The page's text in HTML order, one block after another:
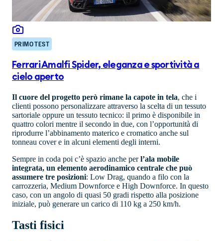
PRIMO TEST
Ferrari Amalfi Spider, eleganza e sportività a
cielo aperto
Il cuore del progetto però rimane la capote in tela, che i
clienti possono personalizzare attraverso la scelta di un tessuto
sartoriale oppure un tessuto tecnico: il primo è disponibile in
quattro colori mentre il secondo in due, con l’opportunità di
riprodurre l’abbinamento materico e cromatico anche sul
tonneau cover e in alcuni elementi degli interni.
Sempre in coda poi c’è spazio anche perl’ala mobile
integrata, un elemento aerodinamico centrale che può
assumere tre posizioni: Low Drag, quando a filo con la
carrozzeria, Medium Downforce e High Downforce. In questo
caso, con un angolo di quasi 50 gradi rispetto alla posizione
iniziale, può generare un carico di 110 kg a 250 km/h.
Tasti fisici